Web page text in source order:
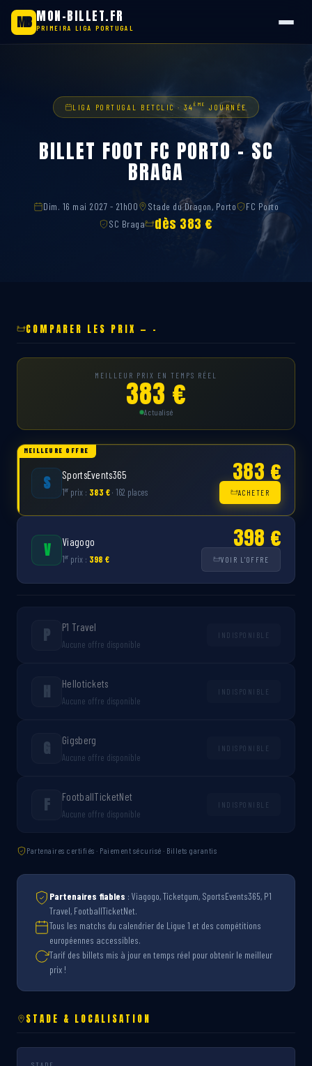
MB MON-BILLET.FR
PRIMEIRA LIGA PORTUGAL
LIGA PORTUGAL BETCLIC · 34ÈME JOURNÉE
BILLET FOOT FC PORTO – SC
BRAGA
Dim. 16 mai 2027 - 21h00 Stade du Dragon, Porto
FC Porto
SC Braga
dès 383 €
COMPARER LES PRIX — -
MEILLEUR PRIX EN TEMPS RÉEL
383 €
Actualisé
MEILLEURE OFFRE
S SportsEvents365
1er prix : 383 €· 162 places
383 €
ACHETER
V Viagogo
1er prix : 398 €
398 €
VOIR L'OFFRE
P P1 Travel
Aucune offre disponible
INDISPONIBLE
H Hellotickets
Aucune offre disponible
INDISPONIBLE
G Gigsberg
Aucune offre disponible
INDISPONIBLE
F FootballTicketNet
Aucune offre disponible
INDISPONIBLE
Partenaires certifiés · Paiement sécurisé · Billets garantis
Partenaires fiables : Viagogo, Ticketgum, SportsEvents365, P1
Travel, FootballTicketNet.
Tous les matchs du calendrier de Ligue 1 et des compétitions
européennes accessibles.
Tarif des billets mis à jour en temps réel pour obtenir le meilleur
prix !
STADE & LOCALISATION